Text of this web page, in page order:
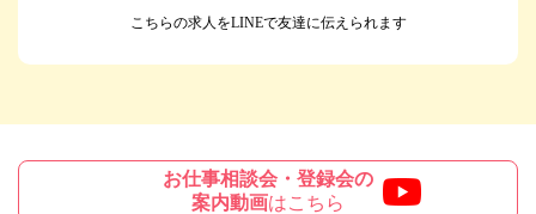
こちらの求人をLINEで友達に伝えられます
お仕事相談会・登録会の
案内動画はこちら